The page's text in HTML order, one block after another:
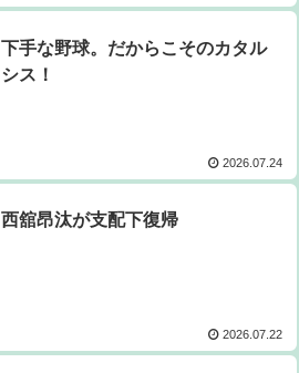
下手な野球。だからこそのカタル
シス！
2026.07.24
西舘昂汰が支配下復帰
2026.07.22